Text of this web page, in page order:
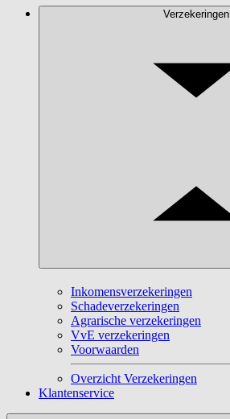
Verzekeringen
Inkomensverzekeringen
Schadeverzekeringen
Agrarische verzekeringen
VvE verzekeringen
Voorwaarden
Overzicht Verzekeringen
Klantenservice